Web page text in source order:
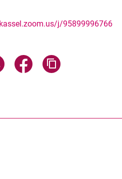
j/95899996766
E-Mail teilen
Seite über WhatsApp teilen
Seite über Facebook